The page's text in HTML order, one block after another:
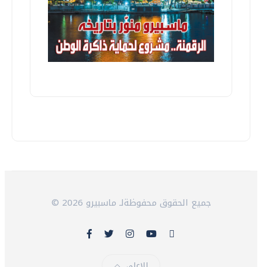
© 2026 جميع الحقوق محفوظةلـ ماسبيرو